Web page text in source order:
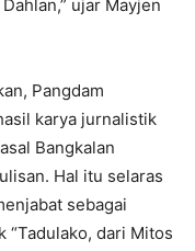
ujar Mayjen
Pangdam
karya jurnalistik
Bangkalan
Hal itu selaras
sebagai
“Tadulako, dari Mitos